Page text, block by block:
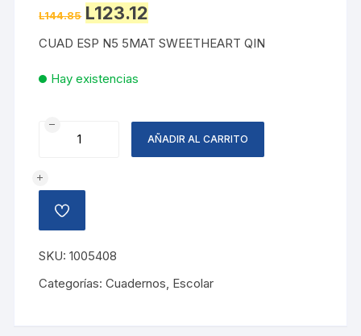
L144.85 Original
price
L144.85.
L123.12price
L123.12.
CUAD ESP N5 5MAT SWEETHEART QIN
Hay existencias
CUADERNO
ESPIRAL
MATERIAS
SWEETHEART
cantidad
AÑADIR AL CARRITO
AÑADIR
A
LISTA
DE
DESEOS
SKU:1005408
Categorías:Cuadernos Escolar